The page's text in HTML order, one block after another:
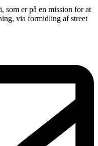
som er på en mission for at
via formidling af street